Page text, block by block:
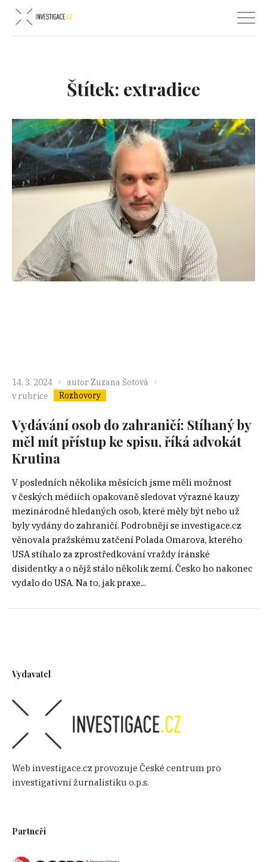
Štítek: extradice
14. 3. 2024 autor Zuzana Šotová
v rubrice
Rozhovory
Vydávání osob do zahraničí: Stíhaný by
měl mít přístup ke spisu, říká advokát
Krutina
V posledních několika měsících jsme měli možnost
v českých médiích opakovaně sledovat výrazné kauzy
mezinárodně hledaných osob, které měly být nebo už
byly vydány do zahraničí. Podrobněji se investigace.cz
věnovala pražskému zatčení Polada Omarova, kterého
USA stíhalo za zprostředkování vraždy íránské
disidentky a o nějž stálo několik zemí. Česko ho nakonec
vydalo do USA. Na to, jak praxe...
Vydavatel
Web investigace.cz provozuje České centrum pro
investigativní žurnalistiku o.p.s.
Partneři